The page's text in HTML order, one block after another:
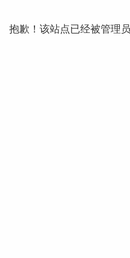
抱歉！该站点已经被管理